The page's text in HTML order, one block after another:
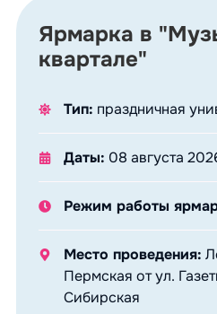
Ярмарка в
квартале"
Тип: праздничная
Даты: 08 августа
Режим работы
Место проведения:
Пермская от ул.
Сибирская